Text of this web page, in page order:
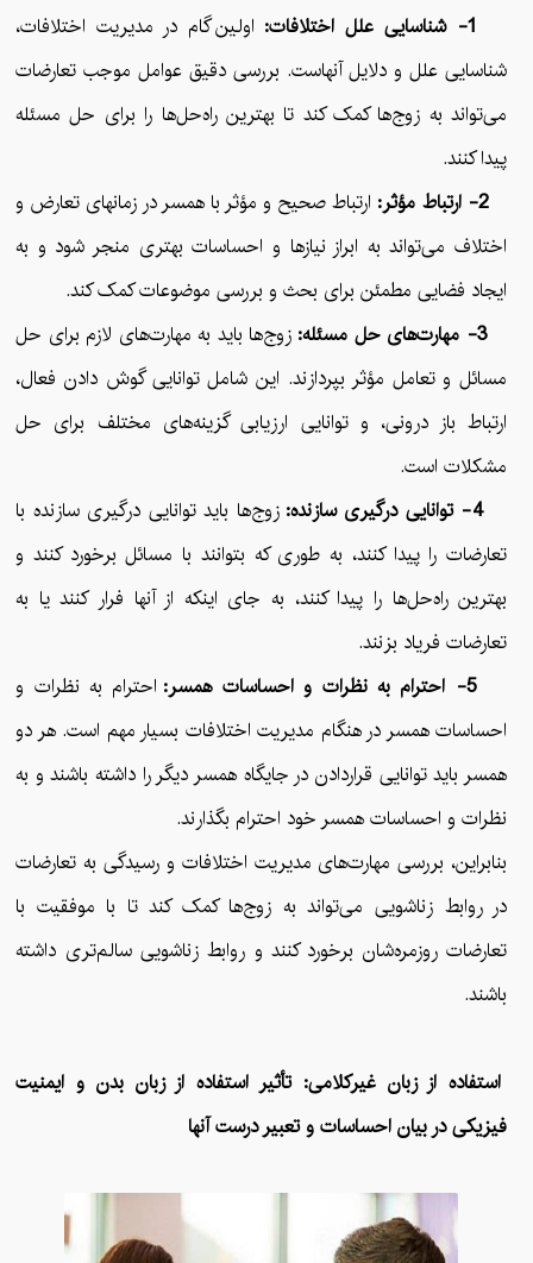
اولین گام در مدیریت اختلافات،
شناسایی علل و دلایل آنهاست. بررسی دقیق عوامل موجب تعارضات
می‌تواند به زوج‌ها کمک کند تا بهترین راه‌حل‌ها را برای حل مسئله
پیدا کنند.
2- ارتباط مؤثر:
ارتباط صحیح و مؤثر با همسر در زمانهای تعارض و
اختلاف می‌تواند به ابراز نیازها و احساسات بهتری منجر شود و به
ایجاد فضایی مطمئن برای بحث و بررسی موضوعات کمک کند.
3- مهارت‌های حل مسئله:
زوج‌ها باید به مهارت‌های لازم برای حل
مسائل و تعامل مؤثر بپردازند. این شامل توانایی گوش دادن فعال،
ارتباط باز درونی، و توانایی ارزیابی گزینه‌های مختلف برای حل
مشکلات است.
4- توانایی درگیری سازنده:
زوج‌ها باید توانایی درگیری سازنده با
تعارضات را پیدا کنند، به طوری که بتوانند با مسائل برخورد کنند و
بهترین راه‌حل‌ها را پیدا کنند، به جای اینکه از آنها فرار کنند یا به
تعارضات فریاد بزنند.
5- احترام به نظرات و احساسات همسر:
احترام به نظرات و
احساسات همسر در هنگام مدیریت اختلافات بسیار مهم است. هر دو
همسر باید توانایی قراردادن در جایگاه همسر دیگر را داشته باشند و به
نظرات و احساسات همسر خود احترام بگذارند.
بنابراین، بررسی مهارت‌های مدیریت اختلافات و رسیدگی به تعارضات
در روابط زناشویی می‌تواند به زوج‌ها کمک کند تا با موفقیت با
تعارضات روزمره‌شان برخورد کنند و روابط زناشویی سالم‌تری داشته
باشند.
استفاده از زبان غیرکلامی: تأثیر استفاده از زبان بدن و ایمنیت
فیزیکی در بیان احساسات و تعبیر درست آنها